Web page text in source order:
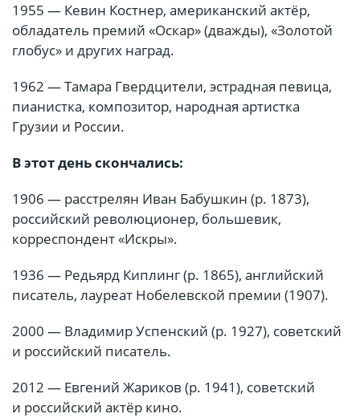
1955 — Кевин Костнер, американский актёр,
обладатель премий «Оскар» (дважды), «Золотой
глобус» и других наград.
1962 — Тамара Гвердцители, эстрадная певица,
пианистка, композитор, народная артистка
Грузии и России.
В этот день скончались:
1906 — расстрелян Иван Бабушкин (р. 1873),
российский революционер, большевик,
корреспондент «Искры».
1936 — Редьярд Киплинг (р. 1865), английский
писатель, лауреат Нобелевской премии (1907).
2000 — Владимир Успенский (р. 1927), советский
и российский писатель.
2012 — Евгений Жариков (р. 1941), советский
и российский актёр кино.